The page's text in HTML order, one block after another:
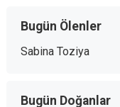
Bugün Ölenler
Sabina Toziya
Bugün Doğanlar